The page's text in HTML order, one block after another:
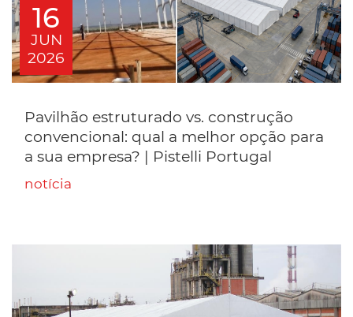
16
JUN
2026
Pavilhão estruturado vs. construção
convencional: qual a melhor opção para
a sua empresa? | Pistelli Portugal
notícia